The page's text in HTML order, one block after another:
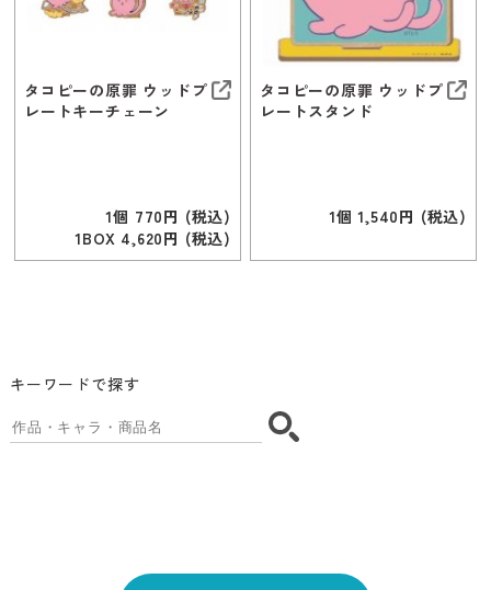
タコピーの原罪 ウッドプ
レートキーチェーン
1個 770円 (税込)
1BOX 4,620円 (税込)
タコピーの原罪 ウッドプ
レートスタンド
1個 1,540円 (税込)
キーワードで探す